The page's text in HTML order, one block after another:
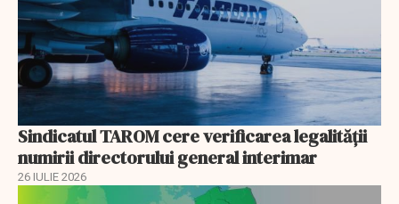
Sindicatul TAROM cere verificarea legalității
numirii directorului general interimar
26 IULIE 2026